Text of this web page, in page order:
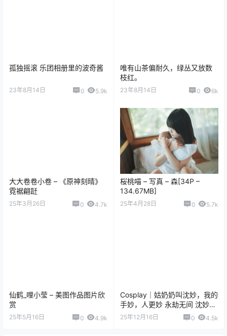
孤独摇滚 乐团相册里的波奇酱
23年8月14日 0 5.9k
唯有山茶偏耐久，绿丛又放数
枝红。
23年8月14日 0 6k
大大卷卷小卷 – 《原神刻晴》
霓裾翩跹
25年3月26日 0 4.7k
桜桃喵 – 写真 – 森[34P –
134.67MB]
25年4月28日 0 5.7k
仙鹤_哩小莹 – 美图作品图片欣
赏
25年5月16日 0 4.9k
Cosplay｜姑奶奶叫沈妙，我的
手妙，人更妙 永劫无间 沈妙@
桥本环沫
25年12月16日 0 4.5k